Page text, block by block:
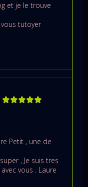
et je le trouve
tutoyer
Petit , une de
, Je suis tres
vous . Laure